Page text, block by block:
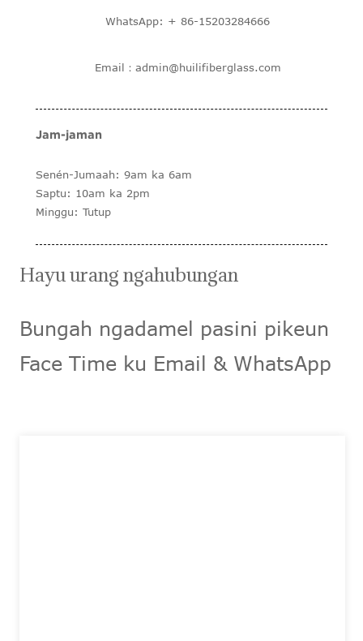
WhatsApp: + 86-15203284666
Email：admin@huilifiberglass.com
Jam-jaman
Senén-Jumaah: 9am ka 6am
Saptu: 10am ka 2pm
Minggu: Tutup
Hayu urang ngahubungan
Bungah ngadamel pasini pikeun
Face Time ku Email & WhatsApp